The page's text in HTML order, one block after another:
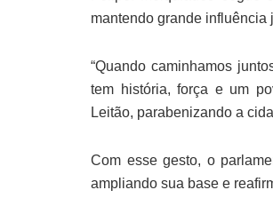
mantendo grande influência
“Quando caminhamos
tem história, força e um
Leitão, parabenizando a
Com esse gesto, o
ampliando sua base e